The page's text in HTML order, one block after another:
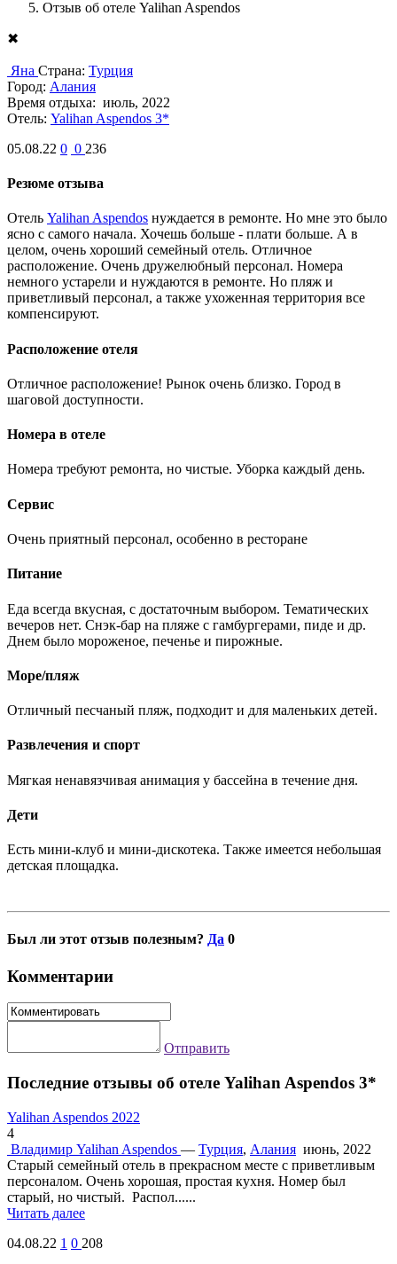
Отзыв об отеле Yalihan Aspendos
✖
Яна Страна: Турция
Город: Алания
Время отдыха: июль, 2022
Отель: Yalihan Aspendos 3*
05.08.22 0 0 236
Резюме отзыва
Отель Yalihan Aspendos нуждается в ремонте. Но мне это было
ясно с самого начала. Хочешь больше - плати больше. А в
целом, очень хороший семейный отель. Отличное
расположение. Очень дружелюбный персонал. Номера
немного устарели и нуждаются в ремонте. Но пляж и
приветливый персонал, а также ухоженная территория все
компенсируют.
Расположение отеля
Отличное расположение! Рынок очень близко. Город в
шаговой доступности.
Номера в отеле
Номера требуют ремонта, но чистые. Уборка каждый день.
Сервис
Очень приятный персонал, особенно в ресторане
Питание
Еда всегда вкусная, с достаточным выбором. Тематических
вечеров нет. Снэк-бар на пляже с гамбургерами, пиде и др.
Днем было мороженое, печенье и пирожные.
Море/пляж
Отличный песчаный пляж, подходит и для маленьких детей.
Развлечения и спорт
Мягкая ненавязчивая анимация у бассейна в течение дня.
Дети
Есть мини-клуб и мини-дискотека. Также имеется небольшая
детская площадка.
Был ли этот отзыв полезным? Да 0
Комментарии
Отправить
Последние отзывы об отеле Yalihan Aspendos 3*
Yalihan Aspendos 2022
4
Владимир Yalihan Aspendos — Турция, Алания июнь, 2022
Старый семейный отель в прекрасном месте с приветливым
персоналом. Очень хорошая, простая кухня. Номер был
старый, но чистый. Распол......
Читать далее
04.08.22 1 0 208